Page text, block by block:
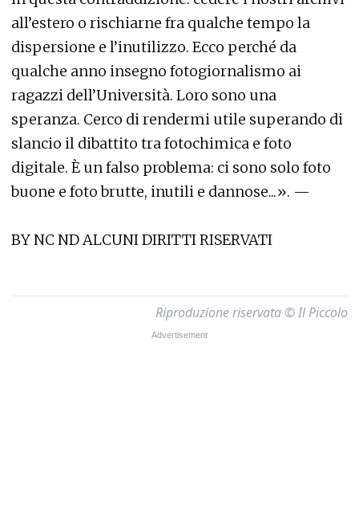
all’estero o rischiarne fra qualche tempo la
dispersione e l’inutilizzo. Ecco perché da
qualche anno insegno fotogiornalismo ai
ragazzi dell’Università. Loro sono una
speranza. Cerco di rendermi utile superando di
slancio il dibattito tra fotochimica e foto
digitale. È un falso problema: ci sono solo foto
buone e foto brutte, inutili e dannose...». —
BY NC ND ALCUNI DIRITTI RISERVATI
Riproduzione riservata © Il Piccolo